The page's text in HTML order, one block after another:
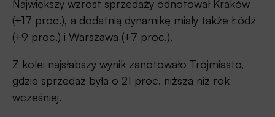
Największy wzrost sprzedaży odnotował Kraków
(+17 proc.), a dodatnią dynamikę miały także Łódź
(+9 proc.) i Warszawa (+7 proc.).
Z kolei najsłabszy wynik zanotowało Trójmiasto,
gdzie sprzedaż była o 21 proc. niższa niż rok
wcześniej.